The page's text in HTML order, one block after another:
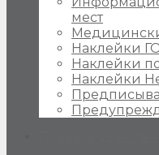
мест
Наклейки
Наклейки
Наклейки